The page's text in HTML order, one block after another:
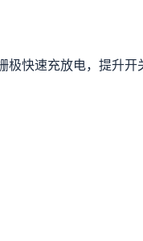
极快速充放电，提升开